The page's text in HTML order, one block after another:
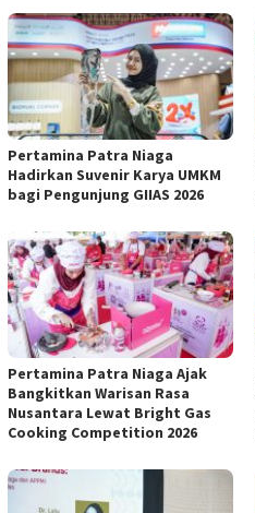
Pertamina Patra Niaga
Hadirkan Suvenir Karya UMKM
bagi Pengunjung GIIAS 2026
Pertamina Patra Niaga Ajak
Bangkitkan Warisan Rasa
Nusantara Lewat Bright Gas
Cooking Competition 2026